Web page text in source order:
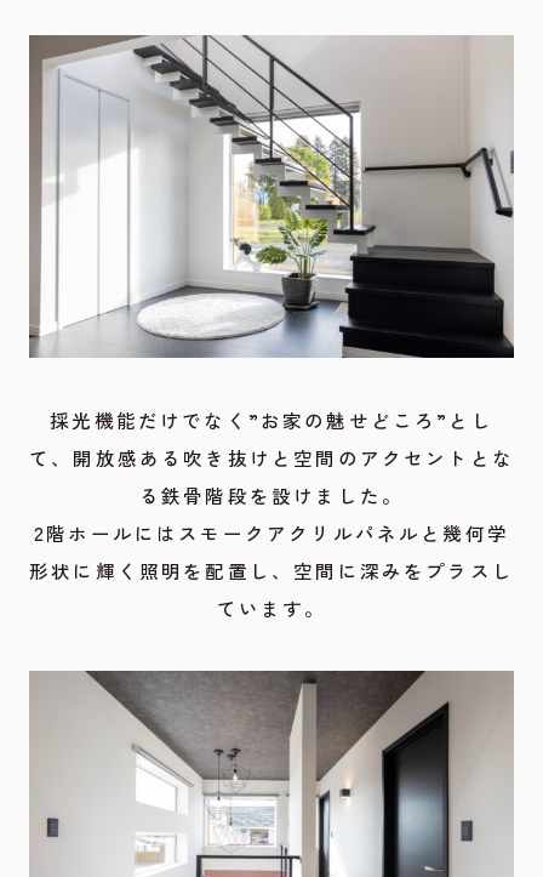
採光機能だけでなく”お家の魅せどころ”とし
て、開放感ある吹き抜けと空間のアクセントとな
る鉄骨階段を設けました。
2階ホールにはスモークアクリルパネルと幾何学
形状に輝く照明を配置し、空間に深みをプラスし
ています。